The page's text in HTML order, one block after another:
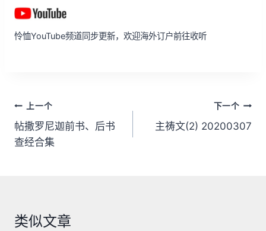
怜恤YouTube频道同步更新，欢迎海外订户前往收听
文
章
导
上一个
帖撒罗尼迦前书、后书
查经合集
下一个
主祷文(2) 20200307
类似文章